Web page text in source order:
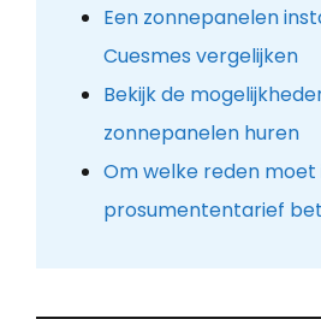
Een zonnepanelen
Cuesmes vergelijken
Bekijk de
zonnepanelen huren
Om welke reden moet
prosumententarief